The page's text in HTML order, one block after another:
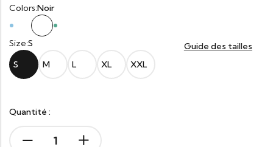
Colors:Noir
Size:S
S
M L XL XXL
Guide des tailles
Quantité :